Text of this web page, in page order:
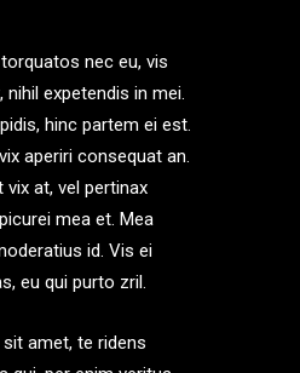
nec eu, vis
expetendis in mei.
hinc partem ei est.
aperiri consequat an.
vix at, vel pertinax
mea et. Mea
id. Vis ei
eu qui purto zril.
amet, te ridens